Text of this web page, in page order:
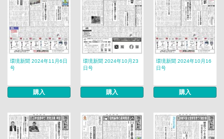
環境新聞 2024年11月6日
号
購入
環境新聞 2024年10月23
日号
購入
環境新聞 2024年10月16
日号
購入